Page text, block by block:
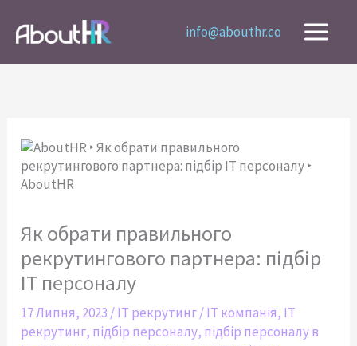
вмісту
info@abouthr.co
Як обрати правильного
рекрутингового партнера: підбір
ІТ персоналу
17 Липня, 2023 /IT рекрутинг/IT компанія, IT
рекрутинг, підбір персоналу, підбір персоналу в